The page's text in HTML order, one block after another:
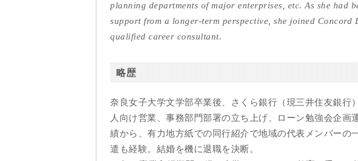
planning departments of major enterprises, etc. As she had
support from a longer-term perspective, she joined Concord
qualified career consultant.
略歴
奈良女子大学文学部卒業後、さくら銀行（現三井住友銀行
人向け営業、事務部門部署の立ち上げ、ローン勉強会企画
績から、有力地方紙での同行紹介で地域の代表メンバーの
遣も経験。結婚を機に退職を決断。